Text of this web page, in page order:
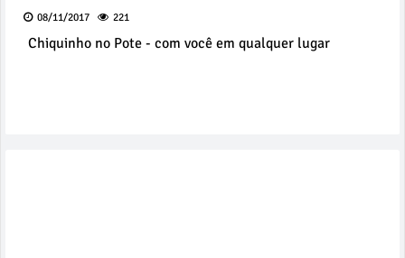
08/11/2017 221
Chiquinho no Pote - com você em qualquer lugar